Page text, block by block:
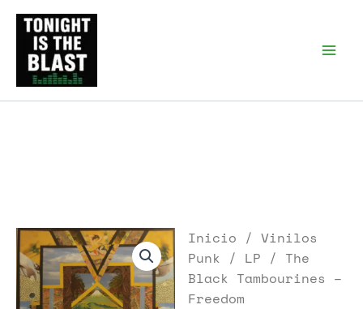
contenido
Inicio /Vinilos
Punk / LP / The
Black Tambourines –
Freedom